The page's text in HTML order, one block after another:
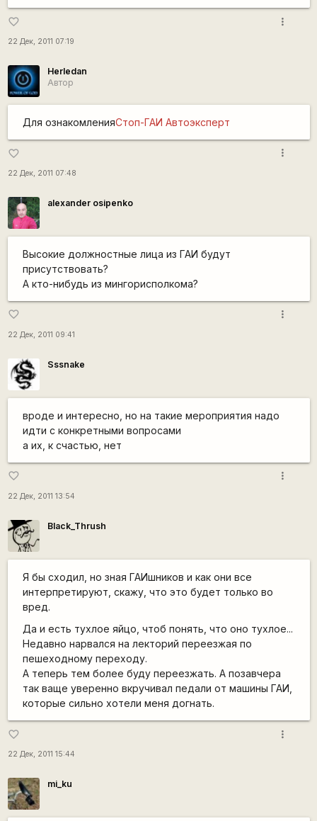
favorite_border
22 Дек, 2011 07:19
more_vert
Herledan
Автор
Для ознакомленияСтоп-ГАИ Автоэксперт
favorite_border
22 Дек, 2011 07:48
more_vert
alexander osipenko
Высокие должностные лица из ГАИ будут
присутствовать?
А кто-нибудь из мингорисполкома?
favorite_border
22 Дек, 2011 09:41
more_vert
Sssnake
вроде и интересно, но на такие мероприятия надо
идти с конкретными вопросами
а их, к счастью, нет
favorite_border
22 Дек, 2011 13:54
more_vert
Black_Thrush
Я бы сходил, но зная ГАИшников и как они все
интерпретируют, скажу, что это будет только во
вред.
Да и есть тухлое яйцо, чтоб понять, что оно тухлое...
Недавно нарвался на лекторий переезжая по
пешеходному переходу.
А теперь тем более буду переезжать. А позавчера
так ваще уверенно вкручивал педали от машины ГАИ,
которые сильно хотели меня догнать.
favorite_border
22 Дек, 2011 15:44
more_vert
mi_ku